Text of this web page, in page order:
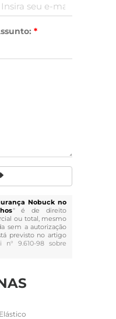
*
Nobuck no
" é de direito
ou total, mesmo
sem a autorização
previsto no artigo
n° 9.610-98 sobre